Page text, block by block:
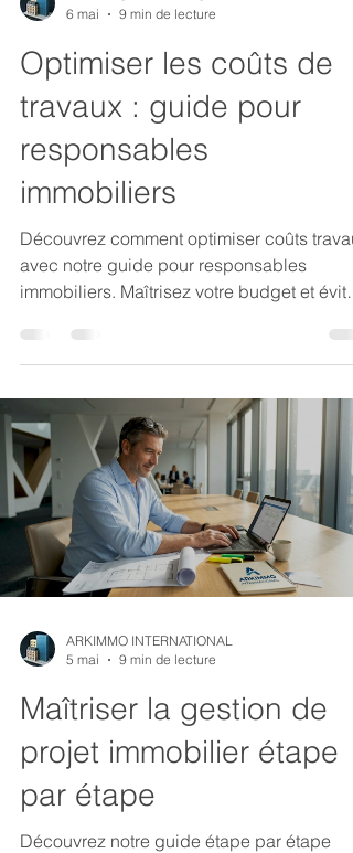
6 mai
9 min de lecture
Optimiser les coûts de
travaux : guide pour
responsables
immobiliers
Découvrez comment optimiser coûts
avec notre guide pour responsables
immobiliers. Maîtrisez votre budget et évitez
ARKIMMO INTERNATIONAL
5 mai
9 min de lecture
Maîtriser la gestion de
projet immobilier étape
par étape
Découvrez notre guide étape par étape